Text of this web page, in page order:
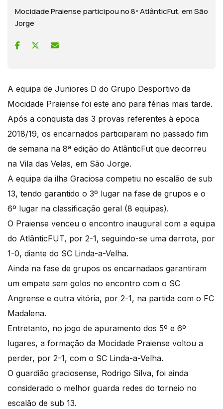
Mocidade Praiense participou no 8º AtlânticFut, em São
Jorge
A equipa de Juniores D do Grupo Desportivo da
Mocidade Praiense foi este ano para férias mais tarde.
Após a conquista das 3 provas referentes à epoca
2018/19, os encarnados participaram no passado fim
de semana na 8ª edição do AtlânticFut que decorreu
na Vila das Velas, em São Jorge.
A equipa da ilha Graciosa competiu no escalão de sub
13, tendo garantido o 3º lugar na fase de grupos e o
6º lugar na classificação geral (8 equipas).
O Praiense venceu o encontro inaugural com a equipa
do AtlânticFUT, por 2-1, seguindo-se uma derrota, por
1-0, diante do SC Linda-a-Velha.
Ainda na fase de grupos os encarnadaos garantiram
um empate sem golos no encontro com o SC
Angrense e outra vitória, por 2-1, na partida com o FC
Madalena.
Entretanto, no jogo de apuramento dos 5º e 6º
lugares, a formação da Mocidade Praiense voltou a
perder, por 2-1, com o SC Linda-a-Velha.
O guardião graciosense, Rodrigo Silva, foi ainda
considerado o melhor guarda redes do torneio no
escalão de sub 13.